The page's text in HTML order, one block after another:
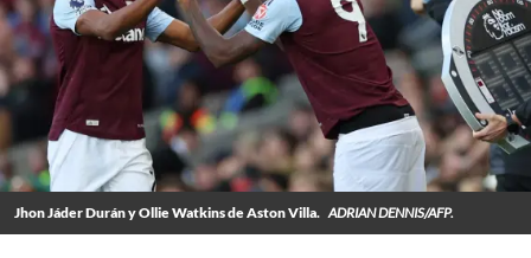
Jhon Jáder Durán y Ollie Watkins de Aston Villa. ADRIAN DENNIS/AFP.